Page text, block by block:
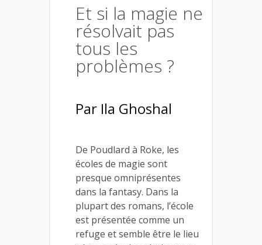
Et si la magie ne
résolvait pas
tous les
problèmes ?
Par Ila Ghoshal
De Poudlard à Roke, les
écoles de magie sont
presque omniprésentes
dans la fantasy. Dans la
plupart des romans, l’école
est présentée comme un
refuge et semble être le lieu